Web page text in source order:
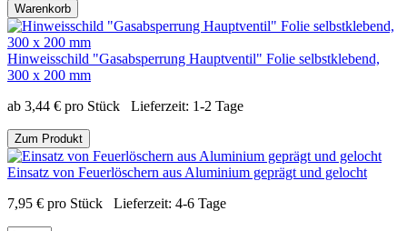
Warenkorb
Hinweisschild "Gasabsperrung Hauptventil" Folie selbstklebend,
300 x 200 mm
ab 3,44 € pro Stück Lieferzeit: 1-2 Tage
Zum Produkt
Einsatz von Feuerlöschern aus Aluminium geprägt und gelocht
7,95 € pro Stück Lieferzeit: 4-6 Tage